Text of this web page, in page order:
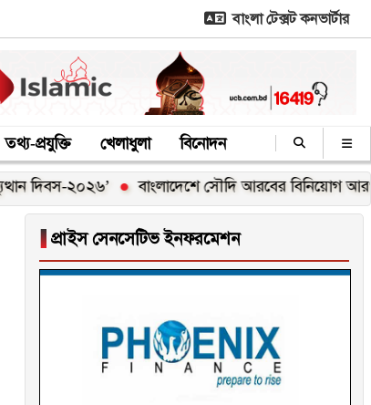
বাংলা টেক্সট কনভার্টার
তথ্য-প্রযুক্তি খেলাধুলা বিনোদন
২০২৬’ বাংলাদেশে সৌদি আরবের বিনিয়োগ আরও বাড়ানোর
▐ প্রাইস সেনসেটিভ ইনফরমেশন